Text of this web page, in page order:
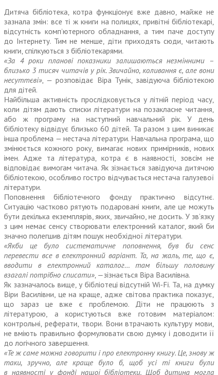
Дитяча бібліотека, котра функціонує вже давно, майже не
зазнала змін: все ті ж книги на полицях, привітні бібліотекарі,
відсутність комп’ютерного обладнання, а тим паче доступу
до Інтернету. Тим не менше, діти приходять сюди, читають
книги, спілкуються з бібліотекарями.
«За 4 роки планові показники залишаються незмінними –
близько 3 тисяч читачів у рік. Звичайно, коливання є, але вони
несуттєві», — розповідає Віра Тунік, завідуюча бібліотекою
для дітей.
Найбільша активність прослідковується у літній період часу,
коли дітям дають списки літератури на позакласне читання,
або ж програму на наступний навчальний рік. У день
бібліотеку відвідує близько 60 дітей. Та разом з цим виникає
інша проб­лема — нестача літератури. Навчальна програма, що
змінюється кожного року, вимагає нових примірників, нових
імен. Адже та література, котра є в наявності, зовсім не
відповідає вимогам читача. Як зізнається завідуюча дитячою
бібліотекою, особливо гостро відчувається нестача галузевої
літератури.
Поповнення бібліотечного фонду практично відсутнє.
Ситуацію частково рятують подаровані книги, але це можуть
бути декілька екземплярів, яких, звичайно, не досить. У зв’язку
з цим немає сенсу створювати електронний каталог, який би
значно полегшив дітям пошук необхідної літератури.
«Якби це було систематичне попов­нення, був би сенс
перевести все в елект­ронний варіант. Та, на жаль, те, що є,
вводити в електрон­ний каталог… там більшу половину
взагалі потрібно списати», —зізнається Віра Василівна.
Як зазначалось вище, у бібліотеці відсутній Wi-Fi. Та, на думку
Віри Василівни, це на краще, адже світова практика показує,
що зараз це вже є проблемою. Діти не працюють з
літературою, а користуються вже готовим матеріалом:
контрольні, реферати, твори. Вони втрачають культуру мови,
не вміють правильно формулювати свою думку і доводити її
до логічного завершення.
«Те ж саме можна говорити і про електронну книгу. Це, знову ж
таки, зручно, але краще було б, щоб усі ті книги були
в наявності у фонді нашої бібліотеки. Щоб дитина могла